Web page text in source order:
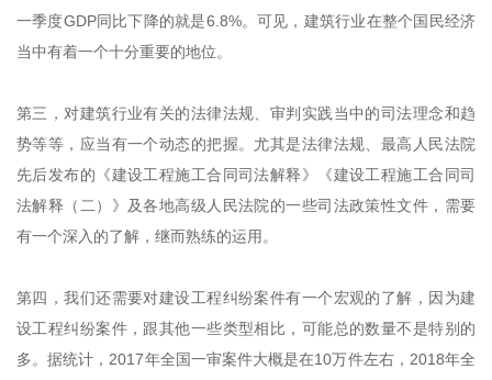
一季度GDP同比下降的就是6.8%。可见，建筑行业在整个国民经济
当中有着一个十分重要的地位。
第三，对建筑行业有关的法律法规、审判实践当中的司法理念和趋
势等等，应当有一个动态的把握。尤其是法律法规、最高人民法院
先后发布的《建设工程施工合同司法解释》《建设工程施工合同司
法解释（二）》及各地高级人民法院的一些司法政策性文件，需要
有一个深入的了解，继而熟练的运用。
第四，我们还需要对建设工程纠纷案件有一个宏观的了解，因为建
设工程纠纷案件，跟其他一些类型相比，可能总的数量不是特别的
多。据统计，2017年全国一审案件大概是在10万件左右，2018年全